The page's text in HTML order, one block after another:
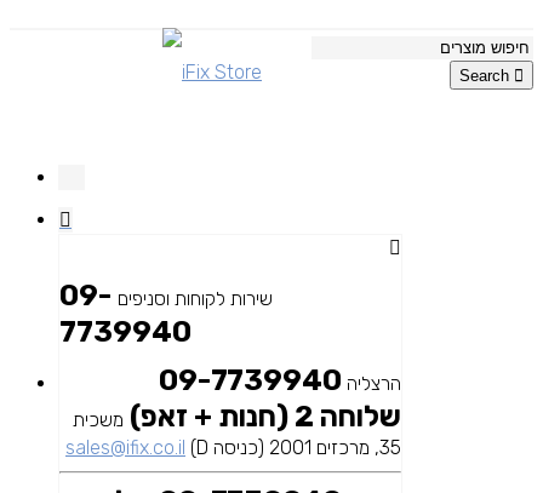
Search
שירות לקוחות וסניפים 09-
7739940
הרצליה 09-7739940
שלוחה 2 (חנות + זאפ)
משכית
35, מרכזים 2001 (כניסה D)
sales@ifix.co.il